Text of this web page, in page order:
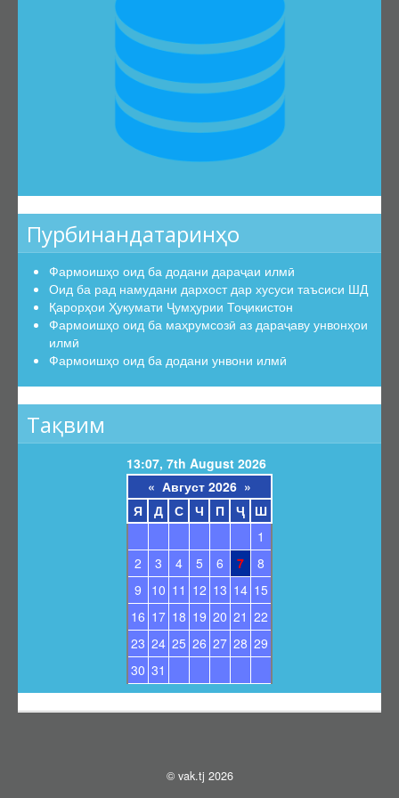
Эътирофи баробарарзишии ҳуҷҷатҳо
Аттестатсияи такрорӣ
Шиносномаи ихтисосҳо
Бюллетени КОА
Санадҳои меъёрии ҳуқуқӣ
Конститутсияи ҶТ
Амру фармонҳои Президенти ҶТ
Қарорҳои Ҳукумати ҶТ
Маҷаллаҳои тақризшаванда
Маҷаллаҳои тақризшавандаи ҶТ
Қоидаҳои бақайдгирии маҷалла
Феҳристи муваққатии маҷаллаҳои тақризшаванда
Барои унвонҷӯёни дараҷаҳои илмӣ
Барои довталабони унвонҳои илмӣ
Саволҳои маъмул
Маълумоти умумӣ
Қабули эълони ҳимоя
СОМОНАИ НАВ
Пурбинандатаринҳо
Фармоишҳо оид ба додани дараҷаи илмӣ
Оид ба рад намудани дархост дар хусуси таъсиси ШД
Қарорҳои Ҳукумати Ҷумҳурии Тоҷикистон
Фармоишҳо оид ба маҳрумсозӣ аз дараҷаву унвонҳои
илмӣ
Фармоишҳо оид ба додани унвони илмӣ
Тақвим
13:07, 7th August 2026
« Август 2026 »
Я
Д С Ч П Ҷ
Ш
1
2
3 4 5 6 7
8
9
10 11 12 13 14 15
16 17 18 19 20 21 22
23 24 25 26 27 28 29
30 31
© vak.tj 2026